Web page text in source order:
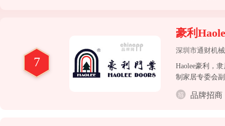
7
豪利
深圳市通财机
Haolee豪利，
制家居专委会
品牌招商